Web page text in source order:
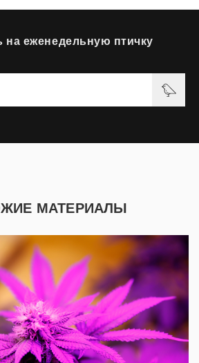
на еженедельную птичку
МАТЕРИАЛЫ